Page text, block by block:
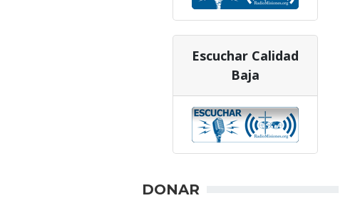
Escuchar Calidad
Baja
DONAR